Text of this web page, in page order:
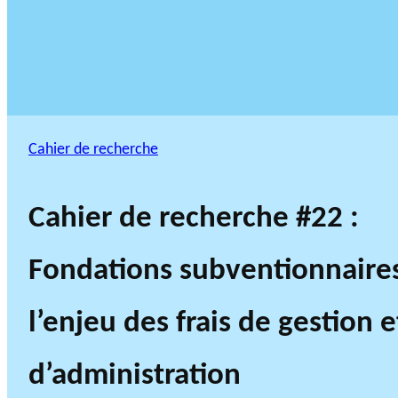
Cahier de recherche
Cahier de recherche #22 :
Fondations
l’enjeu des frais de gestion
d’administration